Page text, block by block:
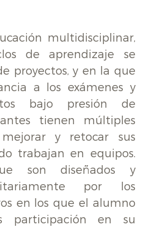
multidisciplinar,
de aprendizaje se
proyectos, y en la que
a los exámenes y
bajo presión de
tienen múltiples
y retocar sus
trabajan en equipos.
son diseñados y
por los
en los que el alumno
participación en su